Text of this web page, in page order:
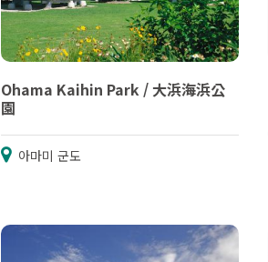
Ohama Kaihin Park / 大浜海浜公
園
아마미 군도